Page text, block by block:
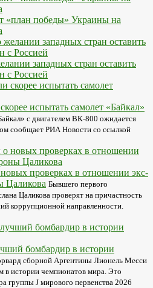
«план победы» Украины на
западных стран оставить
с Россией
испытать самолет «Байкал»
с двигателем ВК-800 ожидается
сообщает РИА Новости со ссылкой
проверках в отношении экс-
Цаликова Бывшего первого
Цаликова проверят на причастность
коррупционной направленности.
бомбардир в истории
сборной Аргентины Лионель Месси
в истории чемпионатов мира. Это
группы J мирового первенства 2026